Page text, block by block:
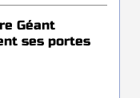
Géant
ses portes